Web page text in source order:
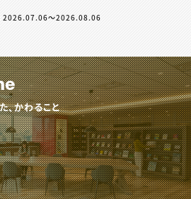
2026.07.06〜2026.08.06
、かわること